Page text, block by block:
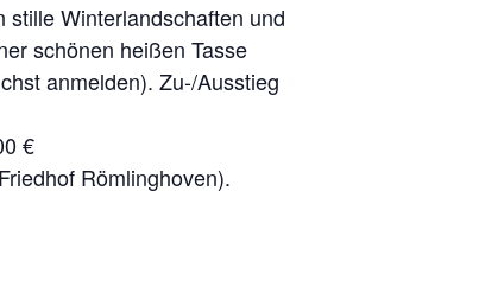
Winterlandschaften und
schönen heißen Tasse
anmelden). Zu-/Ausstieg
€
Römlinghoven).